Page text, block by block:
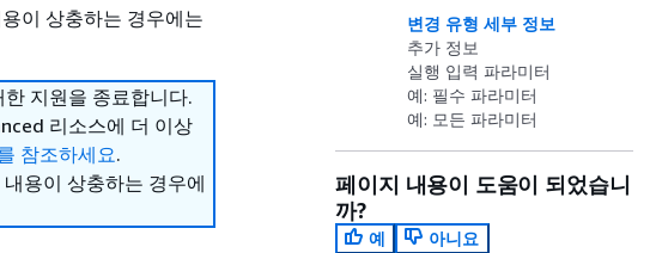
이 상충하는 경우에는
지원을 종료합니다.
리소스에 더 이상
참조하세요.
용이 상충하는 경우에
변경 유형 세부 정보
추가 정보
실행 입력 파라미터
예: 필수 파라미터
예: 모든 파라미터
페이지 내용이 도움이 되었습니
까?
예
아니요